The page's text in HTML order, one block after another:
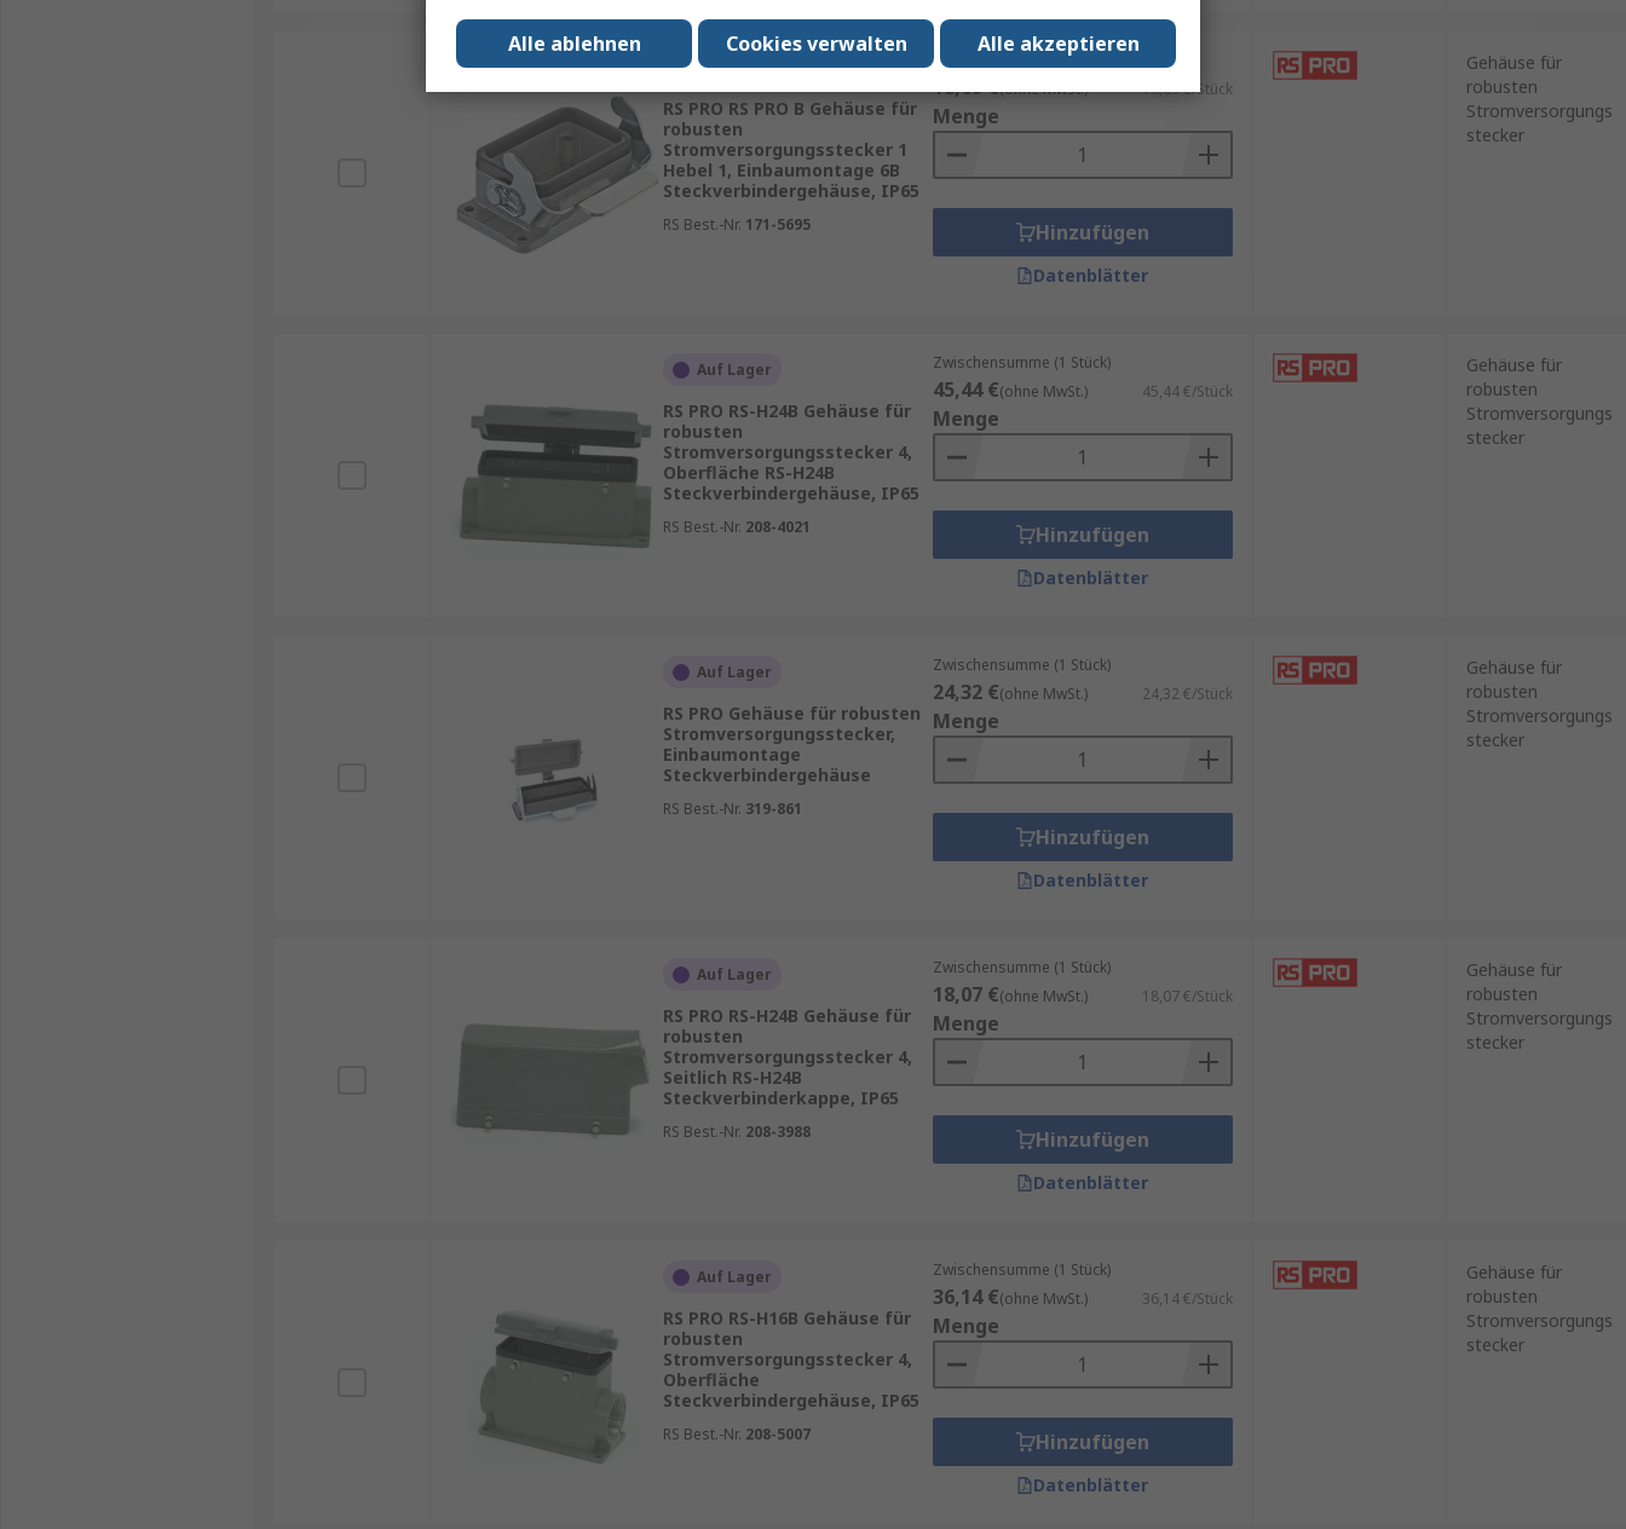
Vorübergehend ausverkauft
RS PRO RS PRO B Gehäuse für
robusten
Stromversorgungsstecker 1
Hebel 1, Einbaumontage 6B
Steckverbindergehäuse, IP65
RS Best.-Nr. 171-5695
Zwischensumme (1 Stück)
18,69 €(ohne MwSt.) 18,69 €/Stück
Menge
Hinzufügen
Datenblätter
Gehäuse für
robusten
Stromversorgungs
stecker
Auf Lager
RS PRO RS-H24B Gehäuse für
robusten
Stromversorgungsstecker 4,
Oberfläche RS-H24B
Steckverbindergehäuse, IP65
RS Best.-Nr. 208-4021
Zwischensumme (1 Stück)
45,44 €(ohne MwSt.) 45,44 €/Stück
Menge
Hinzufügen
Datenblätter
Gehäuse für
robusten
Stromversorgungs
stecker
Auf Lager
RS PRO Gehäuse für robusten
Stromversorgungsstecker,
Einbaumontage
Steckverbindergehäuse
RS Best.-Nr. 319-861
Zwischensumme (1 Stück)
24,32 €(ohne MwSt.) 24,32 €/Stück
Menge
Hinzufügen
Datenblätter
Gehäuse für
robusten
Stromversorgungs
stecker
Auf Lager
RS PRO RS-H24B Gehäuse für
robusten
Stromversorgungsstecker 4,
Seitlich RS-H24B
Steckverbinderkappe, IP65
RS Best.-Nr. 208-3988
Zwischensumme (1 Stück)
18,07 €(ohne MwSt.) 18,07 €/Stück
Menge
Hinzufügen
Datenblätter
Gehäuse für
robusten
Stromversorgungs
stecker
Auf Lager
RS PRO RS-H16B Gehäuse für
robusten
Stromversorgungsstecker 4,
Oberfläche
Steckverbindergehäuse, IP65
RS Best.-Nr. 208-5007
Zwischensumme (1 Stück)
36,14 €(ohne MwSt.) 36,14 €/Stück
Menge
Hinzufügen
Datenblätter
Gehäuse für
robusten
Stromversorgungs
stecker
Alle akzeptieren
Cookies verwalten
Alle ablehnen